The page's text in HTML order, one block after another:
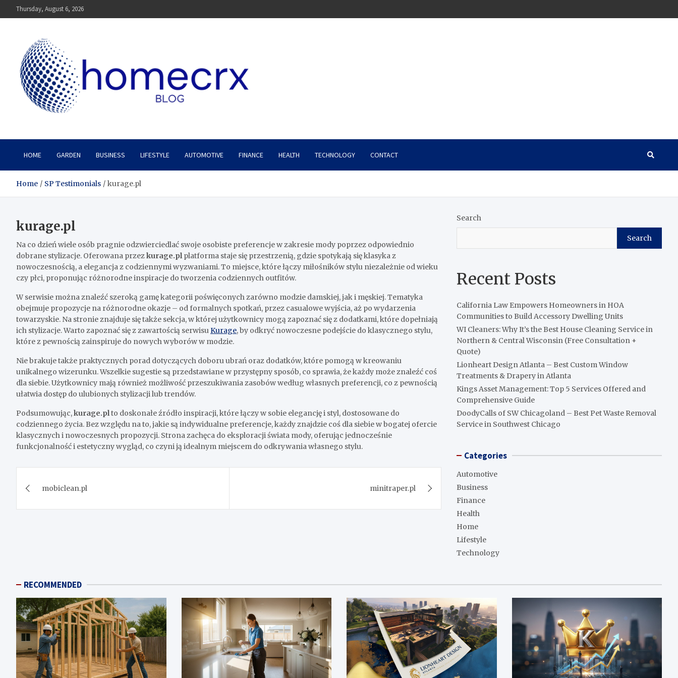
to
Thursday, August 6, 2026
Homecrx
HOME GARDEN BUSINESS LIFESTYLE AUTOMOTIVE FINANCE HEALTH TECHNOLOGY CONTACT
Home SP Testimonials kurage.pl
kurage.pl
Na co dzień wiele osób pragnie odzwierciedlać swoje osobiste preferencje w zakresie mody poprzez odpowiednio
dobrane stylizacje. Oferowana przezkurage.plplatforma staje się przestrzenią, gdzie spotykają się klasyka z
nowoczesnością, a elegancja z codziennymi wyzwaniami. To miejsce, które łączy miłośników stylu niezależnie od wieku
czy płci, proponując różnorodne inspiracje do tworzenia codziennych outfitów.
W serwisie można znaleźć szeroką gamę kategorii poświęconych zarówno modzie damskiej, jak i męskiej. Tematyka
obejmuje propozycje na różnorodne okazje – od formalnych spotkań, przez casualowe wyjścia, aż po wydarzenia
towarzyskie. Na stronie znajduje się także sekcja, w której użytkownicy mogą zapoznać się z dodatkami, które dopełniają
ich stylizacje. Warto zapoznać się z zawartością serwisuKurage, by odkryć nowoczesne podejście do klasycznego stylu,
które z pewnością zainspiruje do nowych wyborów w modzie.
Nie brakuje także praktycznych porad dotyczących doboru ubrań oraz dodatków, które pomogą w kreowaniu
unikalnego wizerunku. Wszelkie sugestie są przedstawiane w przystępny sposób, co sprawia, że każdy może znaleźć coś
dla siebie. Użytkownicy mają również możliwość przeszukiwania zasobów według własnych preferencji, co z pewnością
ułatwia dostęp do ulubionych stylizacji lub trendów.
Podsumowując,kurage.plto doskonałe źródło inspiracji, które łączy w sobie elegancję i styl, dostosowane do
codziennego życia. Bez względu na to, jakie są indywidualne preferencje, każdy znajdzie coś dla siebie w bogatej ofercie
klasycznych i nowoczesnych propozycji. Strona zachęca do eksploracji świata mody, oferując jednocześnie
funkcjonalność i estetyczny wygląd, co czyni ją idealnym miejscem do odkrywania własnego stylu.
navigation
mobiclean.pl minitraper.pl
Search
Search
Recent Posts
California Law Empowers Homeowners in HOA
Communities to Build Accessory Dwelling Units
WI Cleaners: Why It’s the Best House Cleaning Service in
Northern & Central Wisconsin (Free Consultation +
Quote)
Lionheart Design Atlanta – Best Custom Window
Treatments & Drapery in Atlanta
Kings Asset Management: Top 5 Services Offered and
Comprehensive Guide
DoodyCalls of SW Chicagoland – Best Pet Waste Removal
Service in Southwest Chicago
Categories
Automotive
Business
Finance
Health
Home
Lifestyle
Technology
RECOMMENDED